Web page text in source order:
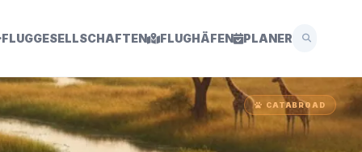
FLUGGESELLSCHAFTEN FLUGHÄFEN PLANER
CATABROAD